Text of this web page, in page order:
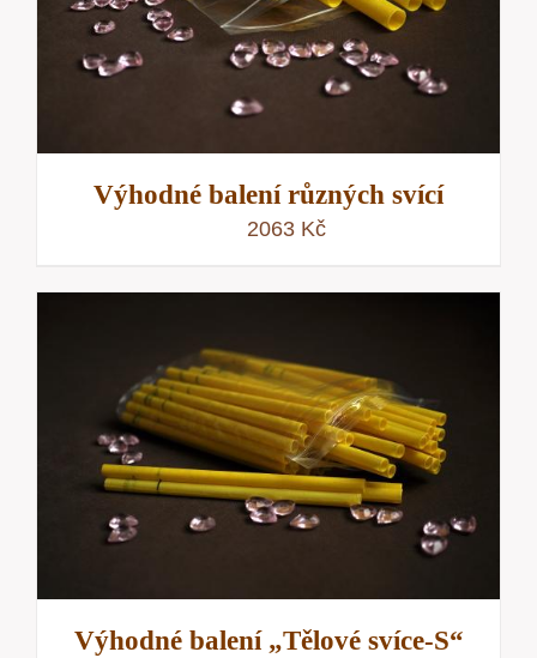
Výhodné balení různých svící
2063 Kč
Výhodné balení „Tělové svíce-S“